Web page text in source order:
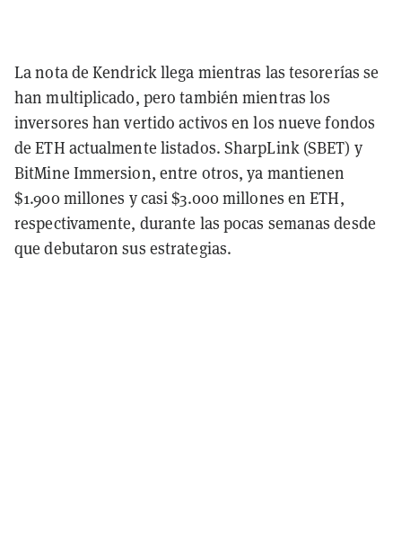
La nota de Kendrick llega mientras las tesorerías se
han multiplicado, pero también mientras los
inversores han vertido activos en los nueve fondos
de ETH actualmente listados. SharpLink (SBET) y
BitMine Immersion, entre otros, ya mantienen
$1.900 millones y casi $3.000 millones en ETH,
respectivamente, durante las pocas semanas desde
que debutaron sus estrategias.